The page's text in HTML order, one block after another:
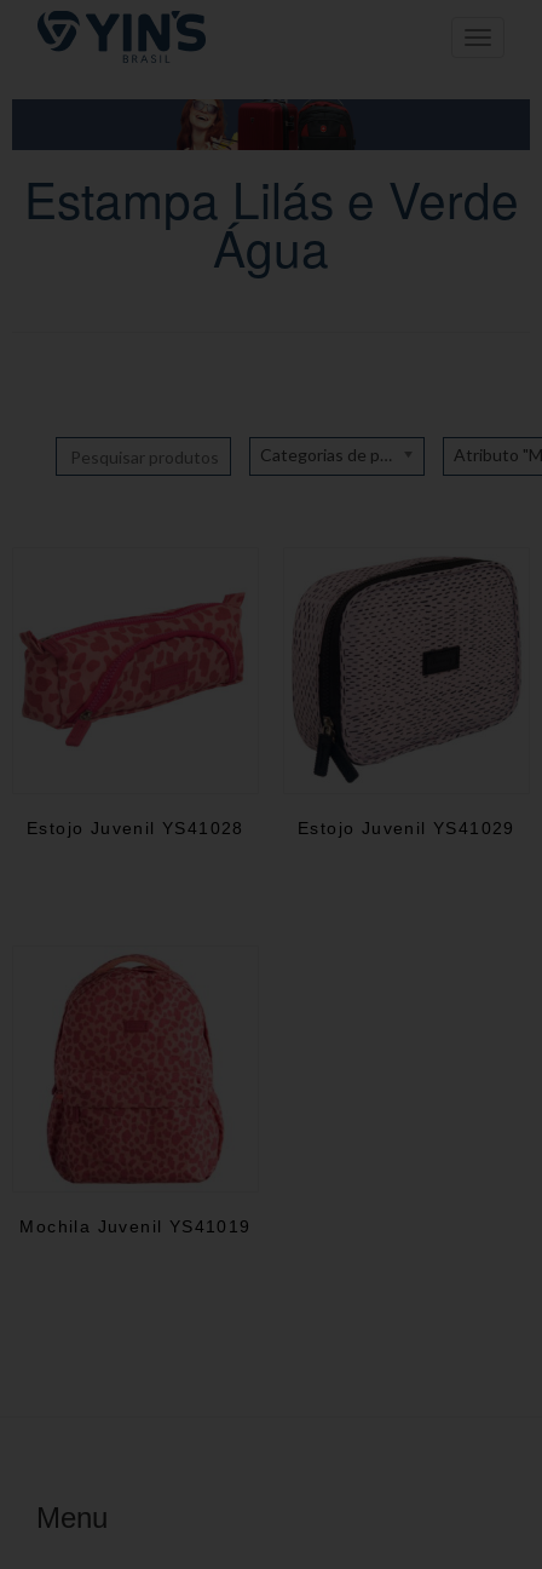
Pular
para
conteúdo
Toggle
Estampa Lilás e Verde
Água
Categorias de produto
Estojo Juvenil YS41028 Estojo Juvenil YS41029
Mochila Juvenil YS41019
Menu